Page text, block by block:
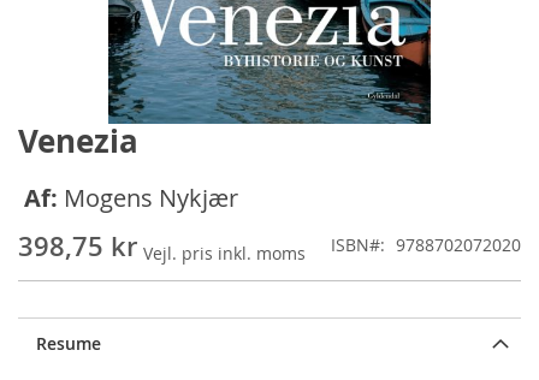
Venezia
Af: Mogens Nykjær
398,75 kr ISBN 9788702072020
Resume
Gå
til
af